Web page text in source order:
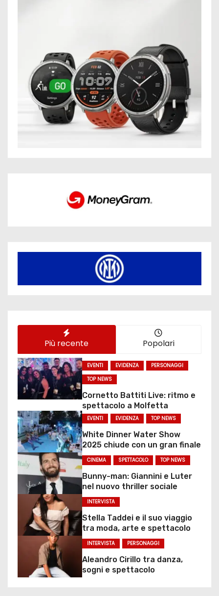
Più recente Popolari
EVENTI EVIDENZA
PERSONAGGI
TOP NEWS
Cornetto Battiti Live: ritmo e
spettacolo a Molfetta
EVENTI EVIDENZA TOP NEWS
White Dinner Water Show
2025 chiude con un gran finale
CINEMA SPETTACOLO TOP NEWS
Bunny-man: Giannini e Luter
nel nuovo thriller sociale
INTERVISTA
Stella Taddei e il suo viaggio
tra moda, arte e spettacolo
INTERVISTA PERSONAGGI
Aleandro Cirillo tra danza,
sogni e spettacolo